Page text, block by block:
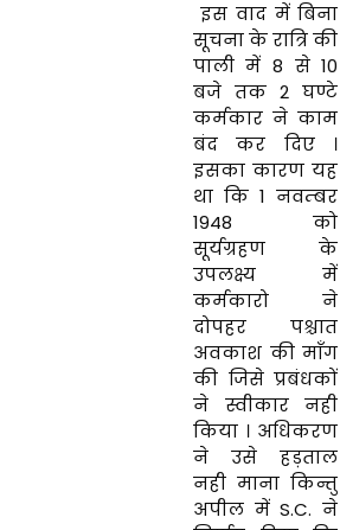
इस वाद में बिना
सूचना के रात्रि की
पाली में 8 से 10
बजे तक 2 घण्टे
कर्मकार ने काम
बंद कर दिए ।
इसका कारण यह
था कि 1 नवम्बर
1948 को
सूर्यग्रहण के
उपलक्ष्य में
कर्मकारो ने
दोपहर पश्चात
अवकाश की माँग
की जिसे प्रबंधकों
ने स्वीकार नही
किया । अधिकरण
ने उसे हड़ताल
नही माना किन्तु
अपील में S.C. ने